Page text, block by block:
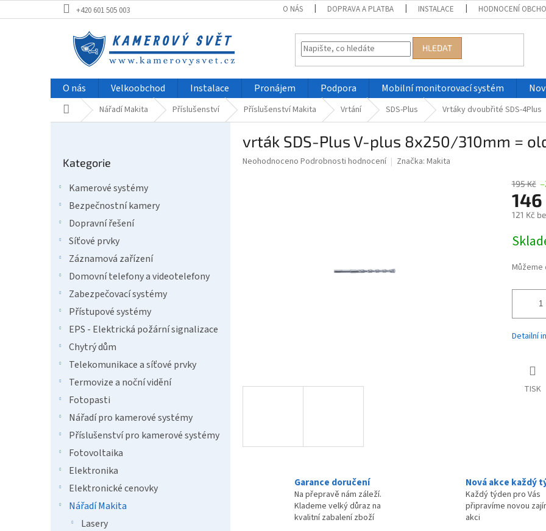
na
+420 601 505 003 O NÁS DOPRAVA A PLATBA INSTALACE HODNOCENÍ
HLEDAT
O nás Velkoobchod Instalace Pronájem Podpora Mobilní monitorovací systém
Domů Nářadí Makita Příslušenství Příslušenství Makita Vrtání SDS-Plus Vrtáky dvoubřité SDS-4Plus
kategorie
Kategorie
Kamerové systémy
Bezpečnostní kamery
Dopravní řešení
Síťové prvky
Záznamová zařízení
Domovní telefony a videotelefony
Zabezpečovací systémy
Přístupové systémy
EPS - Elektrická požární signalizace
Chytrý dům
Telekomunikace a síťové prvky
Termovize a noční vidění
Fotopasti
Nářadí pro kamerové systémy
Příslušenství pro kamerové systémy
Fotovoltaika
Elektronika
Elektronické cenovky
Nářadí Makita
Lasery
vrták SDS-Plus V-plus 8x250/310mm =
Průměrné
Neohodnoceno Podrobnosti hodnocení Značka: Makita
195 Kč
146
121 Kč
cena:
Můžeme
Detailní
TISK
Garance doručení
Na přepravě nám záleží.
Klademe velký důraz na
kvalitní zabalení zboží
Nová akce každý
Každý týden pro Vás
připravíme novou
akci